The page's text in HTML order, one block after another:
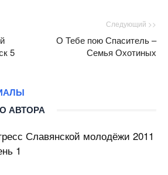
5
Следующий >>
О Тебе пою Спаситель –
Семья Охотиных
АВТОРА
Славянской молодёжи 2011
1